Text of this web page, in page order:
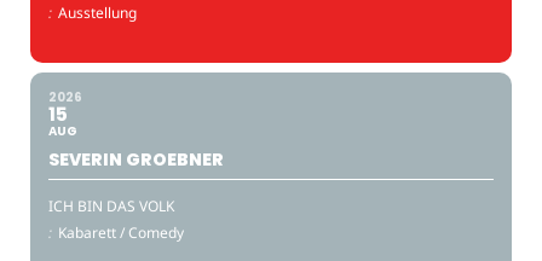
: Ausstellung
2026
15
AUG
SEVERIN GROEBNER
ICH BIN DAS VOLK
: Kabarett / Comedy